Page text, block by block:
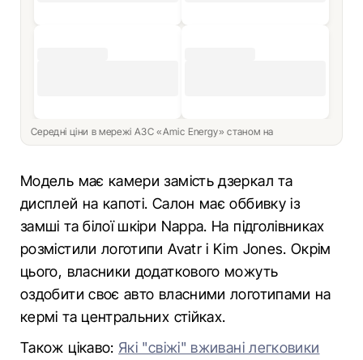
Середні ціни в мережі АЗС «Amic Energy» станом на
Модель має камери замість дзеркал та
дисплей на капоті. Салон має оббивку із
замші та білої шкіри Nappa. На підголівниках
розмістили логотипи Avatr і Kim Jones. Окрім
цього, власники додаткового можуть
оздобити своє авто власними логотипами на
кермі та центральних стійках.
Також цікаво: Які "свіжі" вживані легковики